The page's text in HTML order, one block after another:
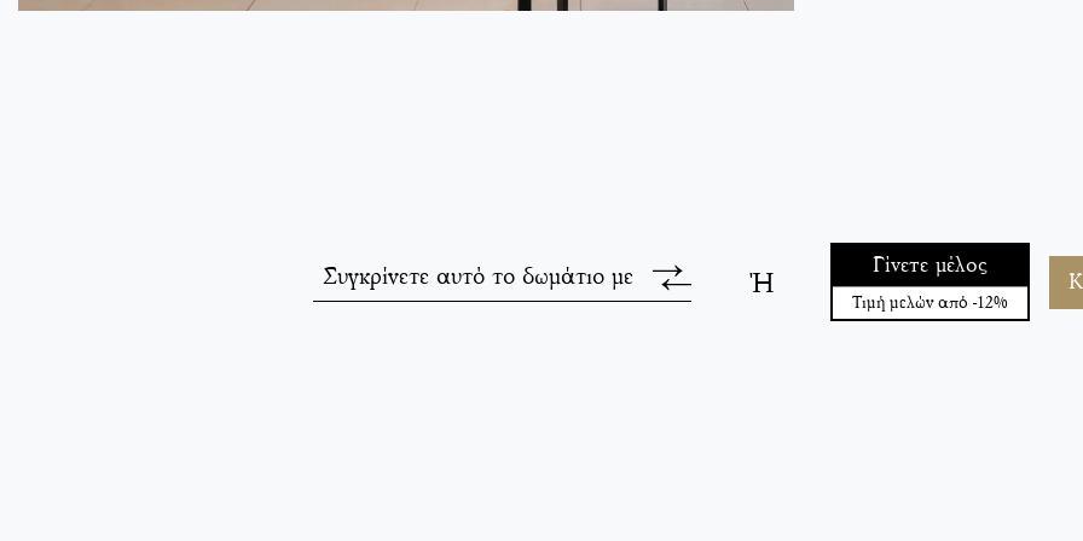
Γίνετε μέλος
Τιμή μελών από -12%
Συγκρίνετε αυτό το δωμάτιο με Ή